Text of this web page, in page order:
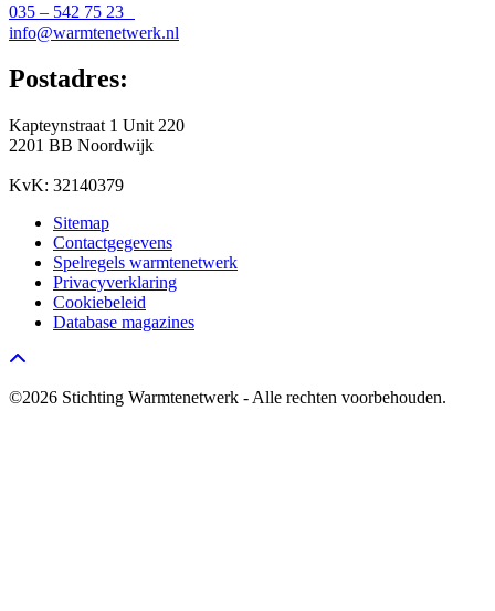
035 – 542 75 23
info@warmtenetwerk.nl
Postadres:
Kapteynstraat 1 Unit 220
2201 BB Noordwijk
KvK: 32140379
Sitemap
Contactgegevens
Spelregels warmtenetwerk
Privacyverklaring
Cookiebeleid
Database magazines
©2026 Stichting Warmtenetwerk - Alle rechten voorbehouden.